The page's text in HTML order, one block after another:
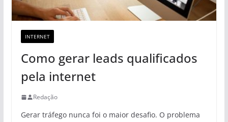
INTERNET
Como gerar leads qualificados
pela internet
Redação
Gerar tráfego nunca foi o maior desafio. O problema